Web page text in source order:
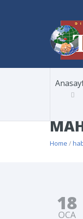
Home /
18
OCA